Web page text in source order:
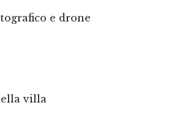
e drone
villa